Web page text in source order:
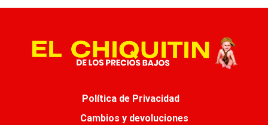
Política de Privacidad
Cambios y devoluciones